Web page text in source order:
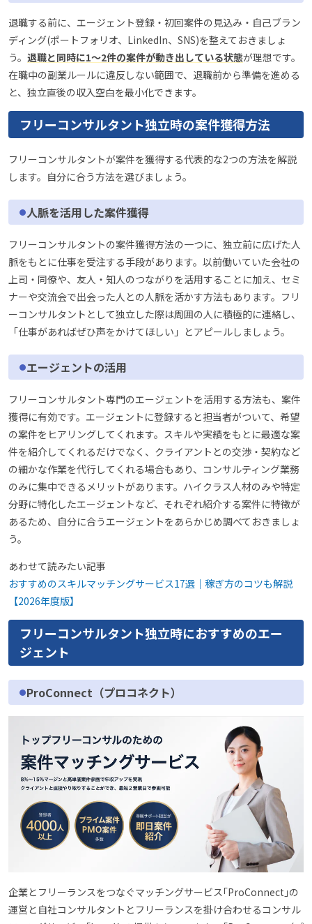
退職する前に、エージェント登録・初回案件の見込み・自己ブラン
ディング(ポートフォリオ、LinkedIn、SNS)を整えておきましょ
う。 退職と同時に1〜2件の案件が動き出している状態が理想です。
在職中の副業ルールに違反しない範囲で、退職前から準備を進める
と、独立直後の収入空白を最小化できます。
フリーコンサルタント独立時の案件獲得方法
フリーコンサルタントが案件を獲得する代表的な2つの方法を解説
します。自分に合う方法を選びましょう。
人脈を活用した案件獲得
フリーコンサルタントの案件獲得方法の一つに、独立前に広げた人
脈をもとに仕事を受注する手段があります。以前働いていた会社の
上司・同僚や、友人・知人のつながりを活用することに加え、セミ
ナーや交流会で出会った人との人脈を活かす方法もあります。フリ
ーコンサルタントとして独立した際は周囲の人に積極的に連絡し、
「仕事があればぜひ声をかけてほしい」とアピールしましょう。
エージェントの活用
フリーコンサルタント専門のエージェントを活用する方法も、案件
獲得に有効です。エージェントに登録すると担当者がついて、希望
の案件をヒアリングしてくれます。スキルや実績をもとに最適な案
件を紹介してくれるだけでなく、クライアントとの交渉・契約など
の細かな作業を代行してくれる場合もあり、コンサルティング業務
のみに集中できるメリットがあります。ハイクラス人材のみや特定
分野に特化したエージェントなど、それぞれ紹介する案件に特徴が
あるため、自分に合うエージェントをあらかじめ調べておきましょ
う。
あわせて読みたい記事
おすすめのスキルマッチングサービス17選｜稼ぎ方のコツも解説
【2026年度版】
フリーコンサルタント独立時におすすめのエー
ジェント
ProConnect（プロコネクト）
企業とフリーランスをつなぐマッチングサービス｢ProConnect｣の
運営と自社コンサルタントとフリーランスを掛け合わせるコンサル